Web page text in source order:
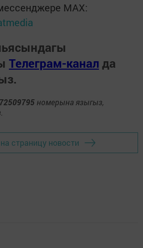
MАХ:
Телеграм-канал да
номерына языгыз,
страницу новости